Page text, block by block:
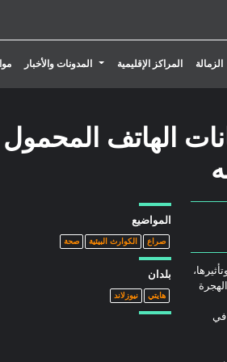
الزمالة المراكز الإقليمية
تبديل القائمة المنسدلة
المدونات والأخبار
الهاتف المحمول
في
المواضيع
صراع الكوارث البيئية صحة
بلدان
هايتي نيوزلاند